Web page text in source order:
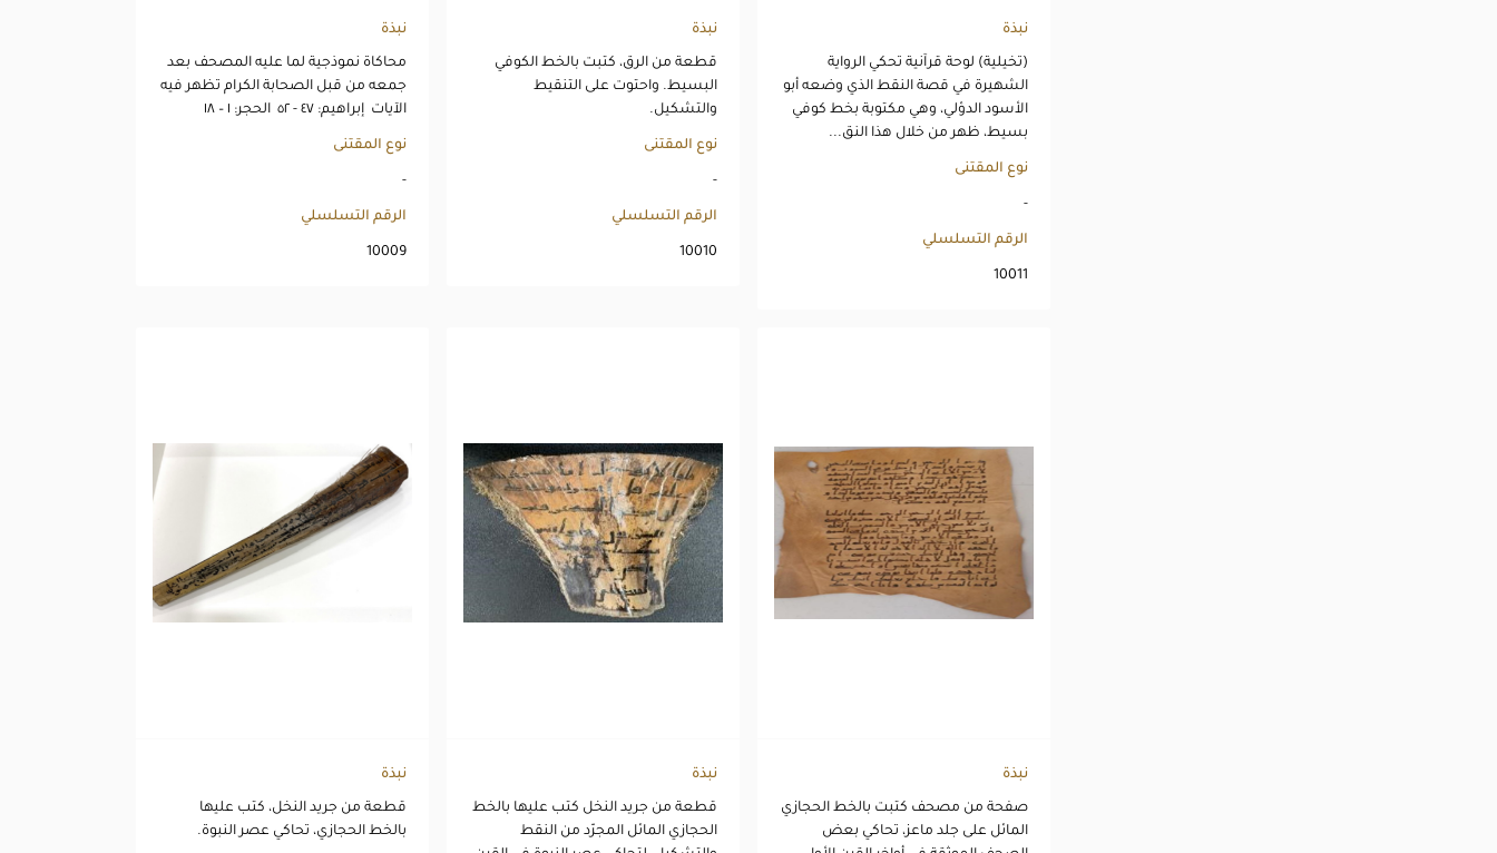
نبذة
(تخيلية) لوحة قرآنية تحكي الرواية
الشهيرة في قصة النقط الذي وضعه أبو
الأسود الدؤلي، وهي مكتوبة بخط كوفي
بسيط، ظهر من خلال هذا النق...
نوع المقتنى
-
الرقم التسلسلي
10011
نبذة
قطعة من الرق، كتبت بالخط الكوفي
البسيط. واحتوت على التنقيط
والتشكيل.
نوع المقتنى
-
الرقم التسلسلي
10010
نبذة
محاكاة نموذجية لما عليه المصحف بعد
جمعه من قبل الصحابة الكرام تظهر فيه
الآيات إبراهيم: ٤٧ - ٥٢ الحجر: ١ – ١٨
نوع المقتنى
-
الرقم التسلسلي
10009
نبذة
صفحة من مصحف كتبت بالخط الحجازي
المائل على جلد ماعز، تحاكي بعض
نبذة
قطعة من جريد النخل كتب عليها بالخط
الحجازي المائل المجرّد من النقط
نبذة
قطعة من جريد النخل، كتب عليها
بالخط الحجازي، تحاكي عصر النبوة.